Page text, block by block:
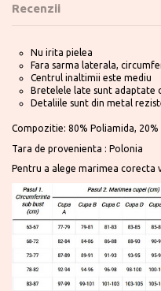
Recenzii
Nu irita pielea
Fara sarma laterala,
Centrul inaltimii este mediu
Bretelele late sunt adaptate
Detaliile sunt din metal
Compozitie: 80% Poliamida, 20%
Tara de provenienta : Polonia
Pentru a alege marimea corecta